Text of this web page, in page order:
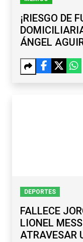
¡RIESGO DE
ÁNGEL
DEPORTES
FALLECE
LIONEL
ATRAVESAR